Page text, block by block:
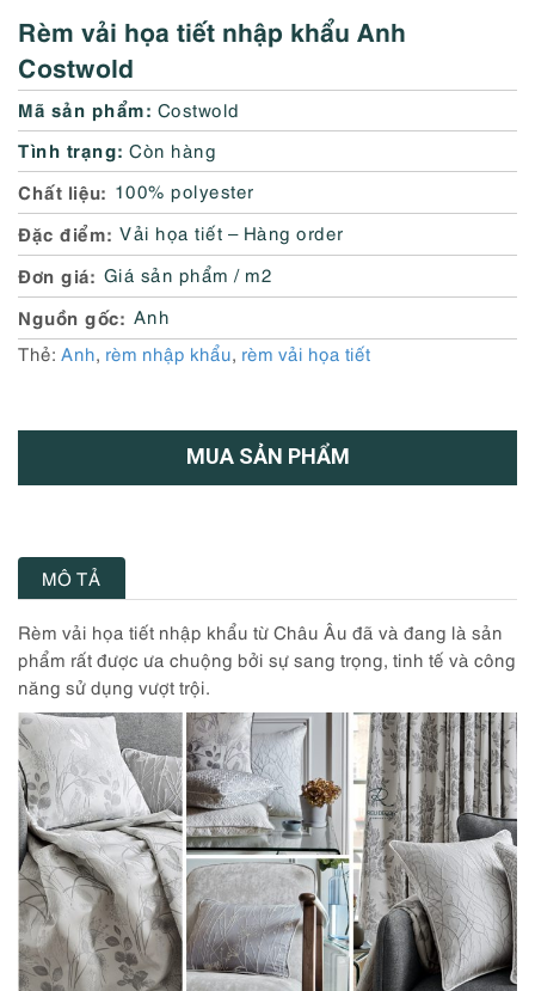
Rèm vải họa tiết nhập khẩu Anh
Costwold
Mã sản phẩm: Costwold
Tình trạng: Còn hàng
Chất liệu 100% polyester
Đặc điểm Vải họa tiết – Hàng order
Đơn giá Giá sản phẩm / m2
Nguồn gốc
Anh
Thẻ: Anh, rèm nhập khẩu, rèm vải họa tiết
MUA SẢN PHẨM
MÔ TẢ
Rèm vải họa tiết nhập khẩu từ Châu Âu đã và đang là sản
phẩm rất được ưa chuộng bởi sự sang trọng, tinh tế và công
năng sử dụng vượt trội.